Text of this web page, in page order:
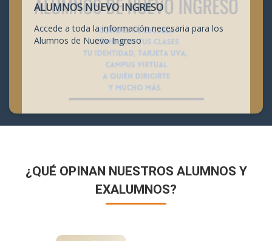
ALUMNOS NUEVO INGRESO
Accede a toda la información necesaria para los
Alumnos de Nuevo Ingreso
¿QUÉ OPINAN NUESTROS ALUMNOS Y
EXALUMNOS?